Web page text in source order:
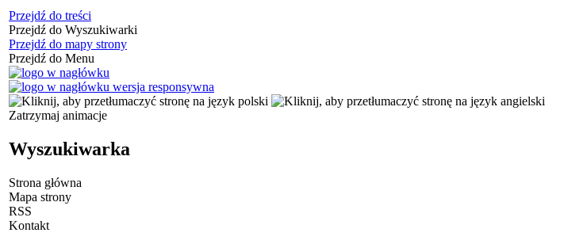
Przejdź do treści
Przejdź do Wyszukiwarki
Przejdź do mapy strony
Przejdź do Menu
Zatrzymaj animacje
Wyszukiwarka
Strona główna
Mapa strony
RSS
Kontakt